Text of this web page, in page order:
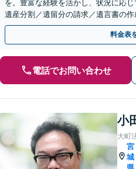
を。豊富な経験を活かし、状況に応じ
遺産分割／遺留分の請求／遺言書の作
【オンライン相談可能】
料金表
電話でお問い合わせ
小
大町
宮
城